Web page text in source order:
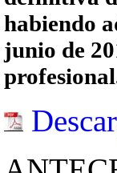
habiendo
junio de